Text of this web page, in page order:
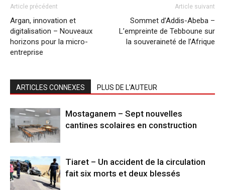
Article précédent
Argan, innovation et
digitalisation – Nouveaux
horizons pour la micro-
entreprise
Article suivant
Sommet d’Addis-Abeba –
L’empreinte de Tebboune sur
la souveraineté de l’Afrique
ARTICLES CONNEXES PLUS DE L'AUTEUR
Mostaganem – Sept nouvelles
cantines scolaires en construction
Tiaret – Un accident de la circulation
fait six morts et deux blessés